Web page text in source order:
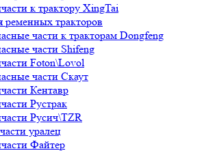
к трактору XingTai
ременных тракторов
части к тракторам Dongfeng
части Shifeng
Foton\Lovol
части Скаут
Кентавр
Рустрак
Русич\TZR
уралец
Файтер